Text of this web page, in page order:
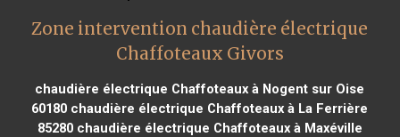
Zone intervention chaudière électrique
Chaffoteaux Givors
chaudière électrique Chaffoteaux à Nogent sur Oise
60180 chaudière électrique Chaffoteaux à La Ferrière
85280chaudière électrique Chaffoteaux à Maxéville